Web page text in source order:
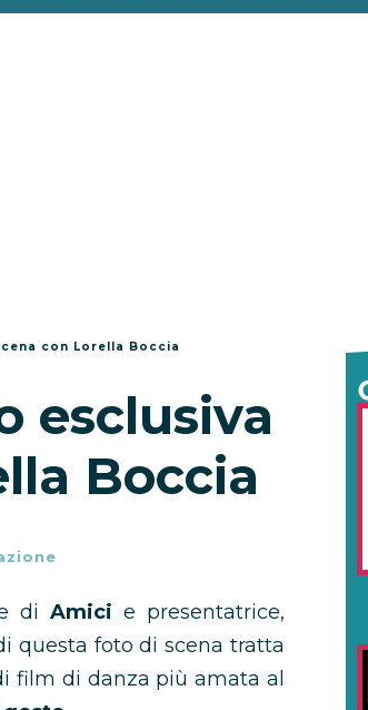
con Lorella Boccia
esclusiva
Boccia
di Amici e presentatrice,
questa foto di scena tratta
film di danza più amata al